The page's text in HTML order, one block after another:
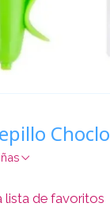
Choclo
lista de favoritos